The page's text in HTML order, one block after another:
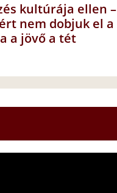
kultúrája ellen –
nem dobjuk el a
a jövő a tét